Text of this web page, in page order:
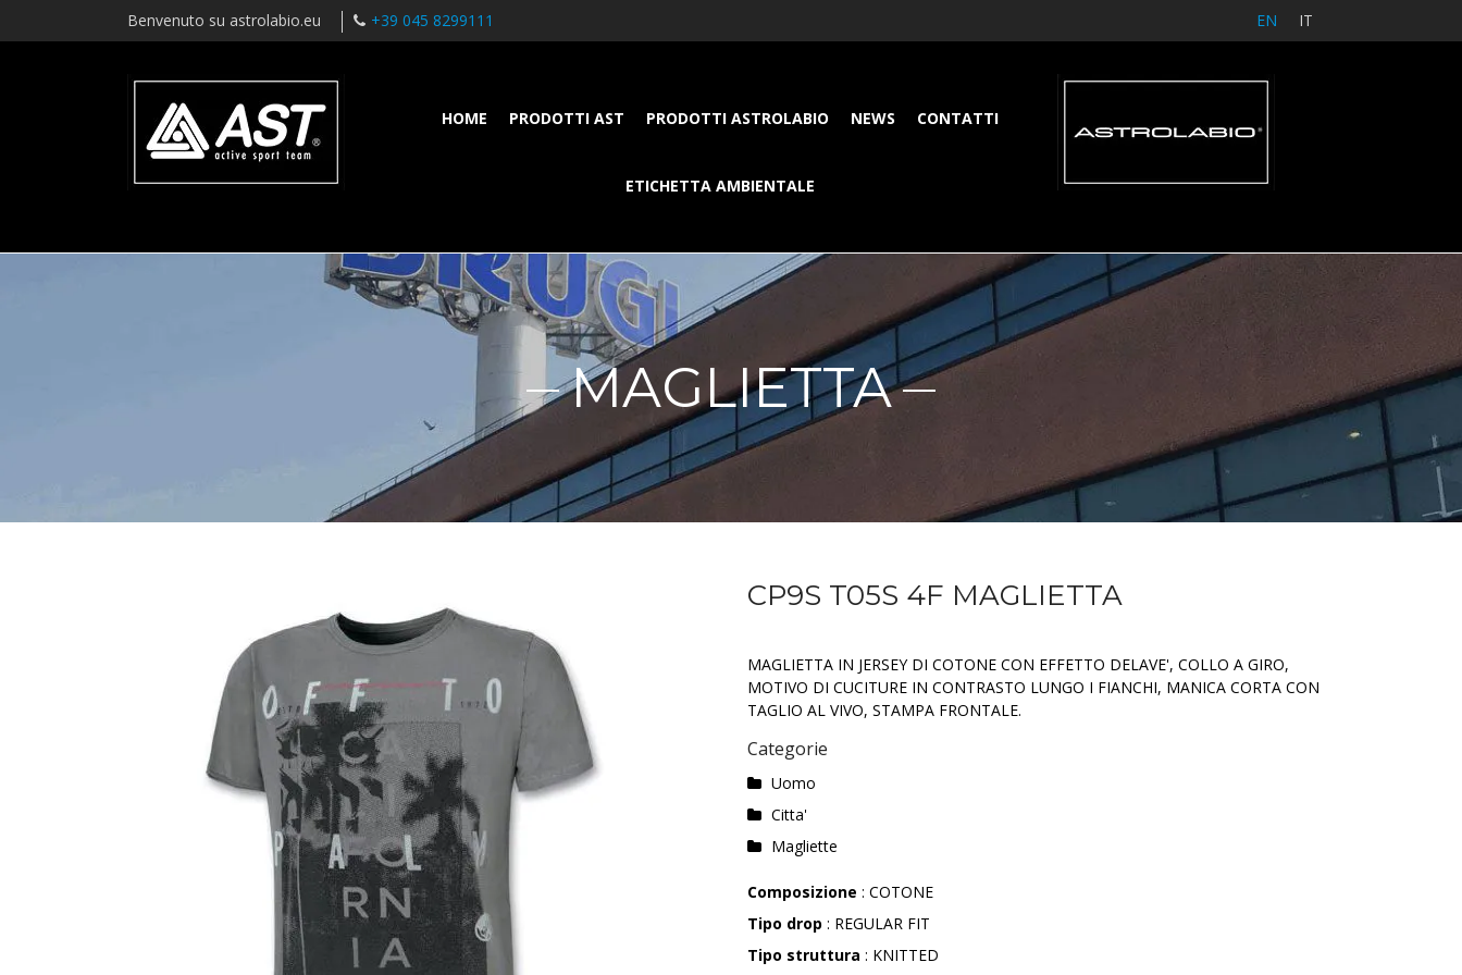
Benvenuto su astrolabio.eu +39 045 8299111 EN IT
HOME PRODOTTI AST PRODOTTI ASTROLABIO NEWS CONTATTI
ETICHETTA AMBIENTALE
MAGLIETTA
CP9S T05S 4F MAGLIETTA
MAGLIETTA IN JERSEY DI COTONE CON EFFETTO DELAVE', COLLO A GIRO,
MOTIVO DI CUCITURE IN CONTRASTO LUNGO I FIANCHI, MANICA CORTA CON
TAGLIO AL VIVO, STAMPA FRONTALE.
Categorie
Uomo
Citta'
Magliette
Composizione : COTONE
Tipo drop : REGULAR FIT
Tipo struttura : KNITTED